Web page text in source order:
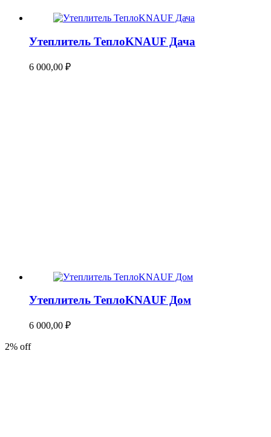
Утеплитель ТеплоKNAUF Дача
6 000,00 ₽
Утеплитель ТеплоKNAUF Дом
6 000,00 ₽
2% off